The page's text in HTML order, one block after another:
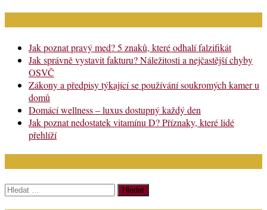
Jak poznat pravý med? 5 znaků, které odhalí falzifikát
Jak správně vystavit fakturu? Náležitosti a nejčastější chyby
OSVČ
Zákony a předpisy týkající se používání soukromých kamer u
domů
Domácí wellness – luxus dostupný každý den
Jak poznat nedostatek vitamínu D? Příznaky, které lidé
přehlíží
Vyhledávání